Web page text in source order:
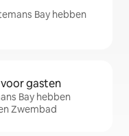
Bay hebben
gasten
Bay hebben
Zwembad